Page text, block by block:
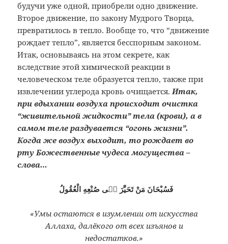
будучи ужеодной, приобрели одно движение.
Второедвижение, по закону Мудрого Творца,
превратилось в тепло. Вообще то, что “движение
рождает тепло”, являетсябесспорным законом.
Итак, основываясьна этом секрете, как
вследствие этойхимической реакции в
человеческом телеобразуется тепло, также при
извлеченииуглерода кровь очищается.Итак,
привдыхании воздуха происходит очистка
“живительной жидкости” тела (крови),а в
самом теле раздувается “огоньжизни”.
Когда же воздух выходит, торождает во
рту Божественные чудесамогущества –
слова…
فَسُبْحَانَ مَنْ تَحَيَّرَ فٖى صُنْعِهِ الْعُقُولُ
«Умы остаются в изумлении от искусства
Аллаха, далёкого от всех изъянов и
недостатков.»